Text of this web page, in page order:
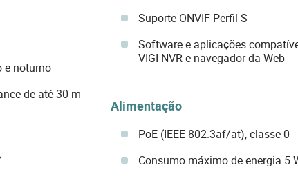
e noturno
de até 30 m
Suporte ONVIF Perfil S
Software e aplicações
VIGI NVR e navegador da Web
Alimentação
PoE (IEEE 802.3af/at), classe 0
Consumo máximo de energia 5